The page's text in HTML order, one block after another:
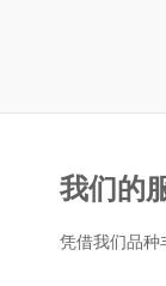
我们的
凭借我们品种